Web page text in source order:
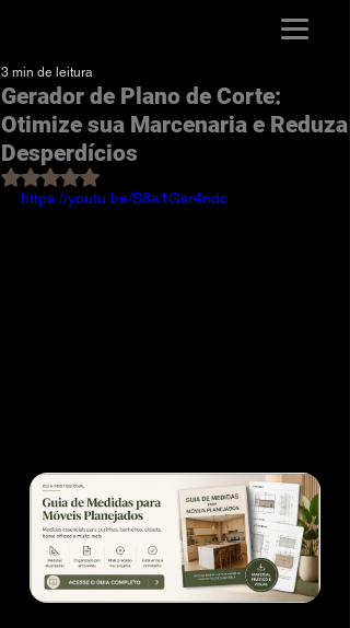
Gerador de Plano de Corte:
Otimize sua Marcenaria e Reduza
Desperdícios
3 min de leitura
Avaliado com NaN de 5 estrelas.
https://youtu.be/S8a1Gsr4ndc